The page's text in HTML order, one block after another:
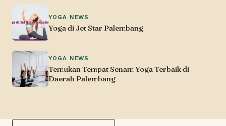
YOGA NEWS
Yoga di Jet Star Palembang
YOGA NEWS
Temukan Tempat Senam Yoga Terbaik di
Daerah Palembang